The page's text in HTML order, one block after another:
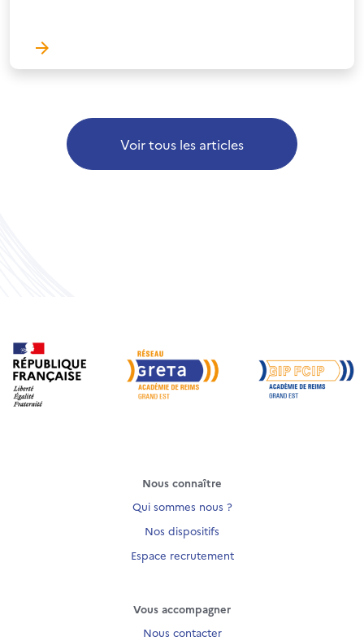
Voir tous les articles
Nous connaître
Qui sommes nous ?
Nos dispositifs
Espace recrutement
Vous accompagner
Nous contacter